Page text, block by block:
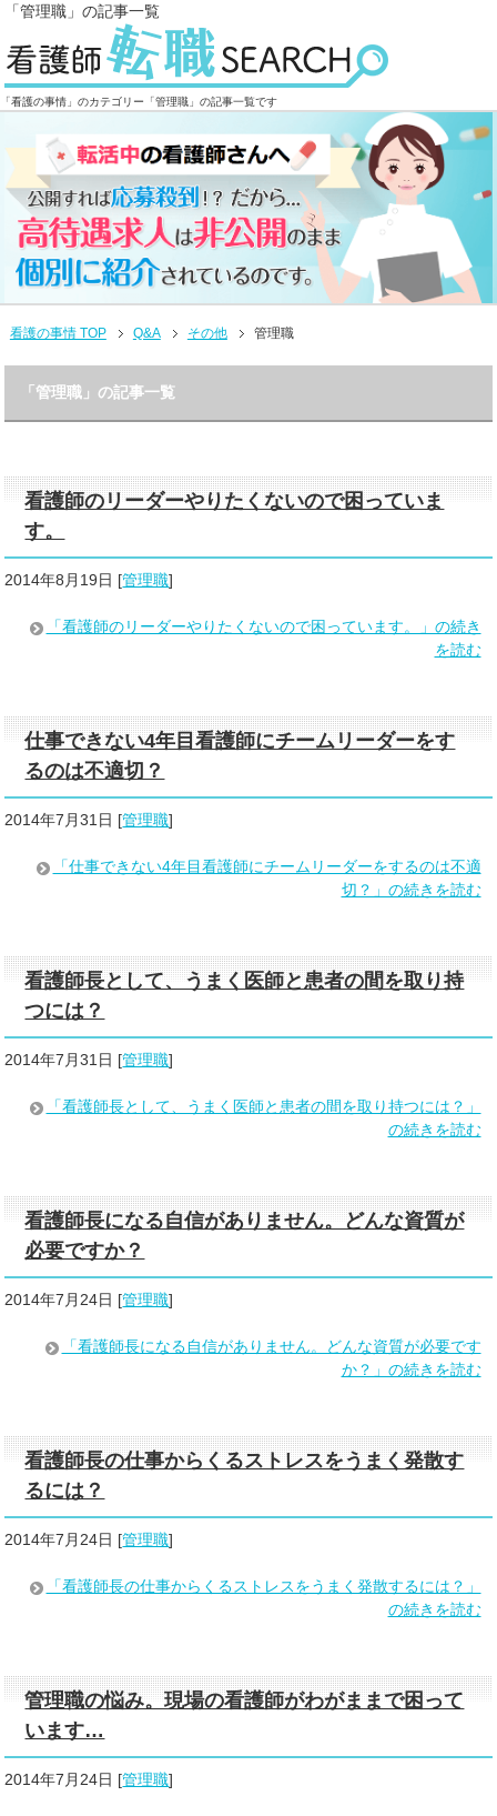
「管理職」の記事一覧
「看護の事情」のカテゴリー「管理職」の記事一覧です
看護の事情 TOP Q&A その他 管理職
「管理職」の記事一覧
看護師のリーダーやりたくないので困っていま
す。
2014年8月19日 [管理職]
「看護師のリーダーやりたくないので困っています。」の続き
を読む
仕事できない4年目看護師にチームリーダーをす
るのは不適切？
2014年7月31日 [管理職]
「仕事できない4年目看護師にチームリーダーをするのは不適
切？」の続きを読む
看護師長として、うまく医師と患者の間を取り持
つには？
2014年7月31日 [管理職]
「看護師長として、うまく医師と患者の間を取り持つには？」
の続きを読む
看護師長になる自信がありません。どんな資質が
必要ですか？
2014年7月24日 [管理職]
「看護師長になる自信がありません。どんな資質が必要です
か？」の続きを読む
看護師長の仕事からくるストレスをうまく発散す
るには？
2014年7月24日 [管理職]
「看護師長の仕事からくるストレスをうまく発散するには？」
の続きを読む
管理職の悩み。現場の看護師がわがままで困って
います…
2014年7月24日 [管理職]